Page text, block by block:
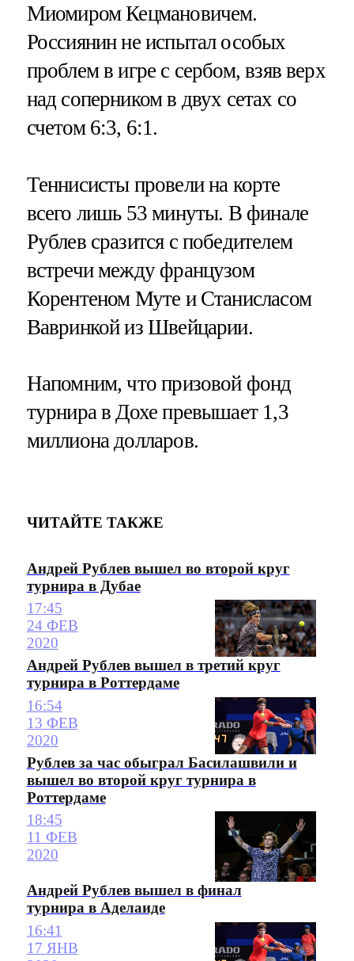
Миомиром Кецмановичем.
Россиянин не испытал особых
проблем в игре с сербом, взяв верх
над соперником в двух сетах со
счетом 6:3, 6:1.
Теннисисты провели на корте
всего лишь 53 минуты. В финале
Рублев сразится с победителем
встречи между французом
Корентеном Муте и Станисласом
Вавринкой из Швейцарии.
Напомним, что призовой фонд
турнира в Дохе превышает 1,3
миллиона долларов.
ЧИТАЙТЕ ТАКЖЕ
Андрей Рублев вышел во второй круг
турнира в Дубае
17:45
24 ФЕВ
2020
Андрей Рублев вышел в третий круг
турнира в Роттердаме
16:54
13 ФЕВ
2020
Рублев за час обыграл Басилашвили и
вышел во второй круг турнира в
Роттердаме
18:45
11 ФЕВ
2020
Андрей Рублев вышел в финал
турнира в Аделаиде
16:41
17 ЯНВ